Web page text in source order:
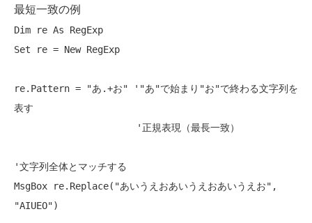
最短一致の例
Dim re As
Set re = New RegExp
re.Pattern = "あ.+お"
'"あ"で始まり"お"で終わる文字列を
表す
'正規表現（最長一致）
'文字列全体とマッチする
MsgBox re.Replace( "あいうえおあいうえおあいうえお"
"AIUEO")